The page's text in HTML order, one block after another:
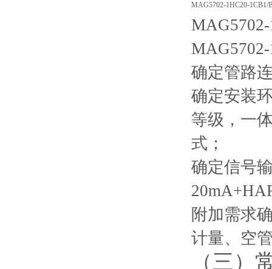
MAG5702-1HC20-1CB1/
确定管路
确定安装
等级，一
式；
确定信号
附加需求
计量、空
（三）